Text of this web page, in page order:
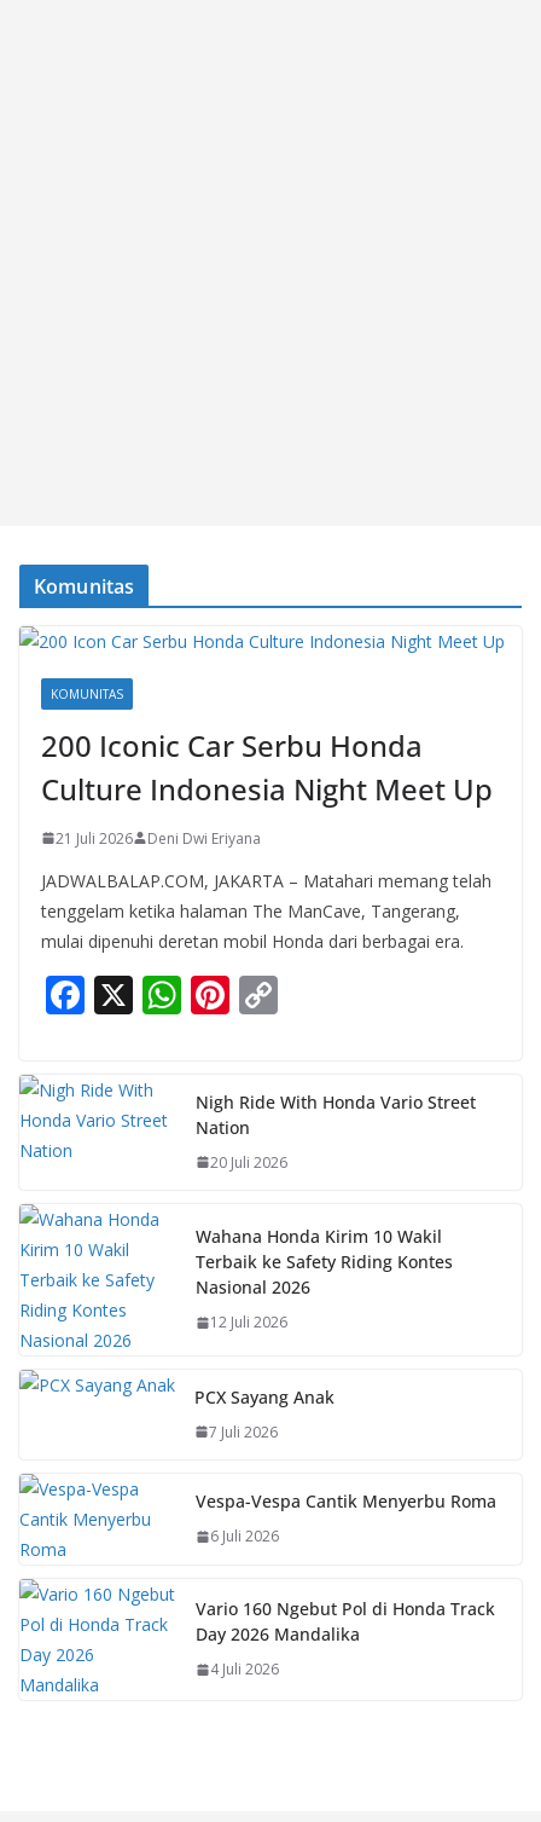
Komunitas
KOMUNITAS
200 Iconic Car Serbu Honda
Culture Indonesia Night Meet Up
21 Juli 2026 Deni Dwi Eriyana
JADWALBALAP.COM, JAKARTA – Matahari memang telah
tenggelam ketika halaman The ManCave, Tangerang,
mulai dipenuhi deretan mobil Honda dari berbagai era.
F
e
b
k
X W
s
A
p
Pi
e
st
y
Li
k
Nigh Ride With Honda Vario Street
Nation
20 Juli 2026
Wahana Honda Kirim 10 Wakil
Terbaik ke Safety Riding Kontes
Nasional 2026
12 Juli 2026
PCX Sayang Anak
7 Juli 2026
Vespa-Vespa Cantik Menyerbu Roma
6 Juli 2026
Vario 160 Ngebut Pol di Honda Track
Day 2026 Mandalika
4 Juli 2026